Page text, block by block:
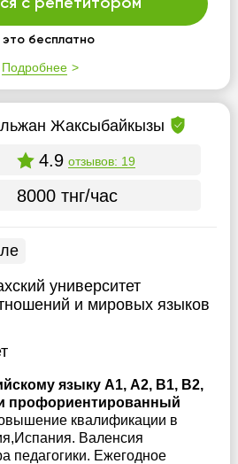
с репетитором
это бесплатно
Подробнее
Жаксыбайкызы
4.9 отзывов: 19
8000 тнг/час
университет
и мировых языков
языку А1, А2, В1, В2,
профориентированный
квалификации в
Валенсия
педагогики. Ежегодное